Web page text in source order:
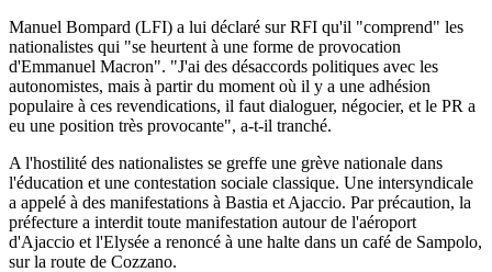
Manuel Bompard (LFI) a lui déclaré sur RFI qu'il "comprend" les
nationalistes qui "se heurtent à une forme de provocation
d'Emmanuel Macron". "J'ai des désaccords politiques avec les
autonomistes, mais à partir du moment où il y a une adhésion
populaire à ces revendications, il faut dialoguer, négocier, et le PR a
eu une position très provocante", a-t-il tranché.
A l'hostilité des nationalistes se greffe une grève nationale dans
l'éducation et une contestation sociale classique. Une intersyndicale
a appelé à des manifestations à Bastia et Ajaccio. Par précaution, la
préfecture a interdit toute manifestation autour de l'aéroport
d'Ajaccio et l'Elysée a renoncé à une halte dans un café de Sampolo,
sur la route de Cozzano.